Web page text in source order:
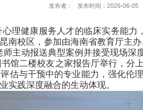
发布者： 发布时间：2026-06-05
理健康服务人才的临床实务能力，
南校区，参加由海南省教育厅主
主动报送典型案例并接受现场深
馆二楼校友之家报告厅举行，分
估与干预中的专业能力，强化伦
实践深度融合的生动体现。